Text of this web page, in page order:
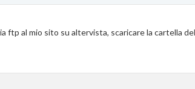
ftp al mio sito su altervista, scaricare la cartella